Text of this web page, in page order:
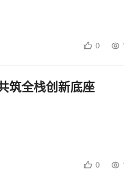
0
筑全栈创新底座
0